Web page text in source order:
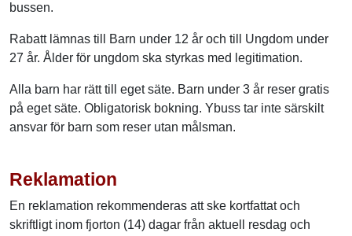
bussen.
Rabatt lämnas till Barn under 12 år och till Ungdom under
27 år. Ålder för ungdom ska styrkas med legitimation.
Alla barn har rätt till eget säte. Barn under 3 år reser gratis
på eget säte. Obligatorisk bokning. Ybuss tar inte särskilt
ansvar för barn som reser utan målsman.
Reklamation
En reklamation rekommenderas att ske kortfattat och
skriftligt inom fjorton (14) dagar från aktuell resdag och